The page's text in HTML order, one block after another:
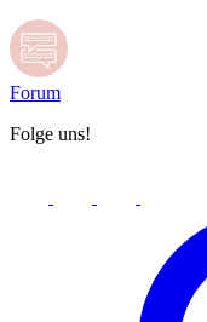
Forum
Folge uns!